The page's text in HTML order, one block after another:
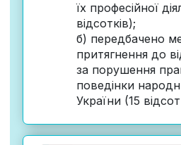
їх професійної
відсотків);
б) передбачено
притягнення до
за порушення
поведінки
України (15